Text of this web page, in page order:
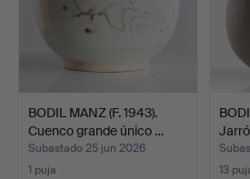
BODIL MANZ (F. 1943).
Cuenco grande único …
Subastado 25 jun 2026
1 puja
13